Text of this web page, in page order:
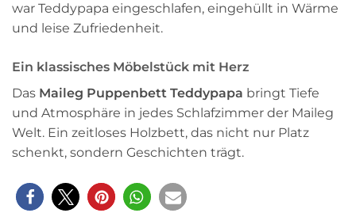
war Teddypapa eingeschlafen, eingehüllt in Wärme
und leise Zufriedenheit.
Ein klassisches Möbelstück mit Herz
Das Maileg Puppenbett Teddypapa bringt Tiefe
und Atmosphäre in jedes Schlafzimmer der Maileg
Welt. Ein zeitloses Holzbett, das nicht nur Platz
schenkt, sondern Geschichten trägt.